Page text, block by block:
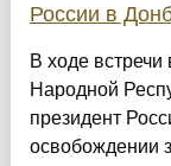
России в
В ходе
Народной
президент
освобождении